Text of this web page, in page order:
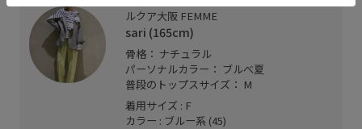
ルクア大阪 FEMME
sari (165cm)
骨格： ナチュラル
パーソナルカラー： ブルべ夏
普段のトップスサイズ： M
着用サイズ : F
カラー : ブルー系 (45)